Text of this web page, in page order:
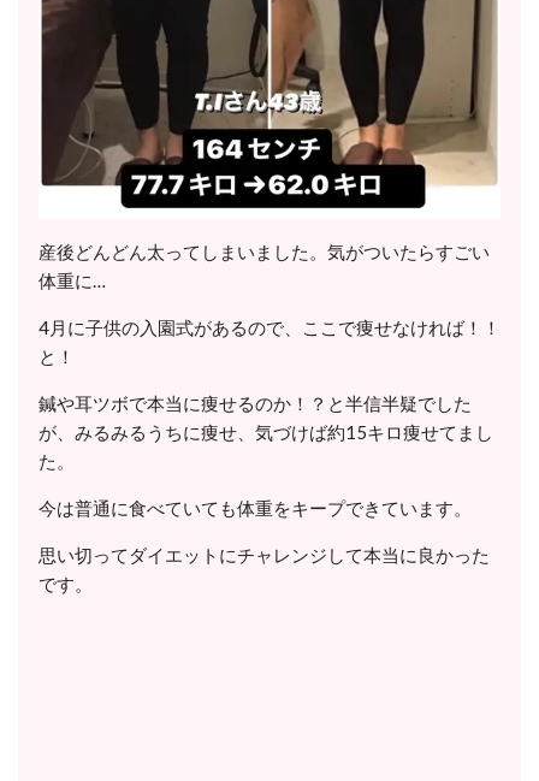
産後どんどん太ってしまいました。気がついたらすごい
体重に…
4月に子供の入園式があるので、ここで痩せなければ！！
と！
鍼や耳ツボで本当に痩せるのか！？と半信半疑でした
が、みるみるうちに痩せ、気づけば約15キロ痩せてまし
た。
今は普通に食べていても体重をキープできています。
思い切ってダイエットにチャレンジして本当に良かった
です。